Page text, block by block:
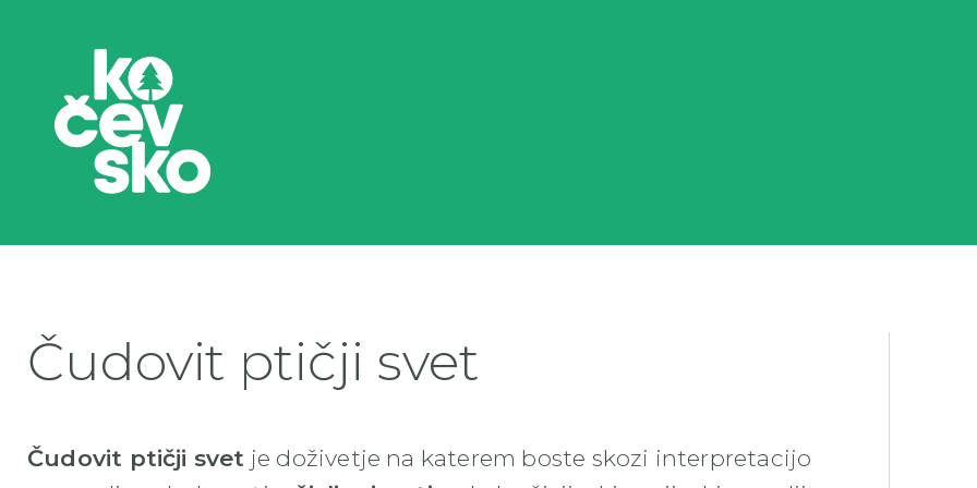
Čudovit ptičji svet
Čudovit ptičji svet je doživetje na katerem boste skozi interpretacijo